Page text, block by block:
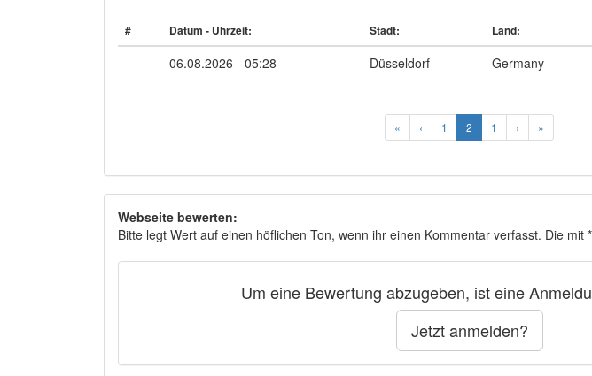
# Datum - Uhrzeit: Stadt: Land:
06.08.2026 - 05:28 Düsseldorf Germany
« ‹ 1 2 1 › »
Webseite bewerten:
Bitte legt Wert auf einen höflichen Ton, wenn ihr einen Kommentar verfasst. Die mit
Um eine Bewertung abzugeben, ist eine
Jetzt anmelden?